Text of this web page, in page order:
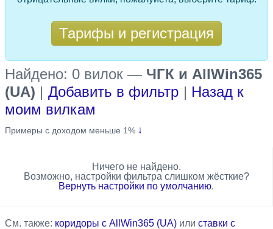
Тарифы и регистрация
Найдено: 0 вилок — ЧГК и AllWin365
(UA) | Добавить в фильтр | Назад к
моим вилкам
Примеры с доходом меньше 1% ↓
Ничего не найдено.
Возможно, настройки фильтра слишком жёсткие?
Вернуть настройки по умолчанию.
См. также: коридоры с AllWin365 (UA) или ставки с